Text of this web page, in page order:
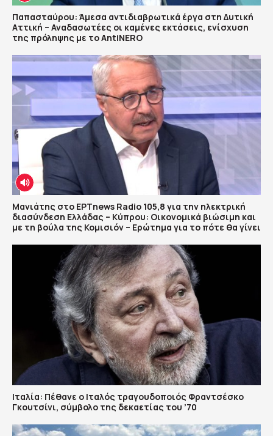
Παπασταύρου: Άμεσα αντιδιαβρωτικά έργα στη Δυτική
Αττική – Αναδασωτέες οι καμένες εκτάσεις, ενίσχυση
της πρόληψης με το AntiNERO
Μανιάτης στο ΕΡΤnews Radio 105,8 για την ηλεκτρική
διασύνδεση Ελλάδας – Κύπρου: Οικονομικά βιώσιμη και
με τη βούλα της Κομισιόν – Ερώτημα για το πότε θα γίνει
Ιταλία: Πέθανε ο Ιταλός τραγουδοποιός Φραντσέσκο
Γκουτσίνι, σύμβολο της δεκαετίας του ’70